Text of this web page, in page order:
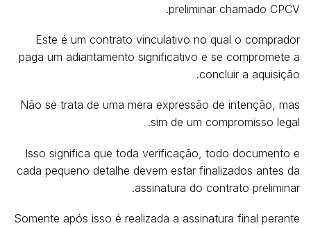
preliminar chamado CPCV.
Este é um contrato vinculativo no qual o comprador
paga um adiantamento significativo e se compromete a
concluir a aquisição.
Não se trata de uma mera expressão de intenção, mas
sim de um compromisso legal.
Isso significa que toda verificação, todo documento e
cada pequeno detalhe devem estar finalizados antes da
assinatura do contrato preliminar.
Somente após isso é realizada a assinatura final perante